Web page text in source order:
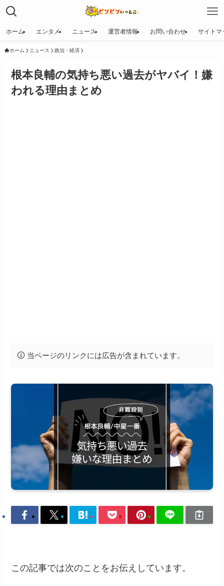
ホーム エンタメ ニュース 運営者情報 お問い合わせ サイトマ
ホーム ニュース 政治・経済
根本良輔の気持ち悪い過去がヤバイ！嫌
われる理由まとめ
当ページのリンクには広告が含まれています。
この記事では次のことをお伝えしています。